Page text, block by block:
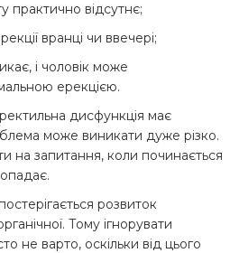
практично відсутнє;
вранці чи ввечері;
і чоловік може
ерекцією.
дисфункція має
може виникати дуже різко.
на запитання, коли починається
розвиток
Тому ігнорувати
не варто, оскільки від цього